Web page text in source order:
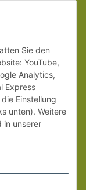
€ * Warenwert
unserenLiefer-
Sie den
YouTube,
Analytics,
Express
Einstellung
unten). Weitere
in unserer